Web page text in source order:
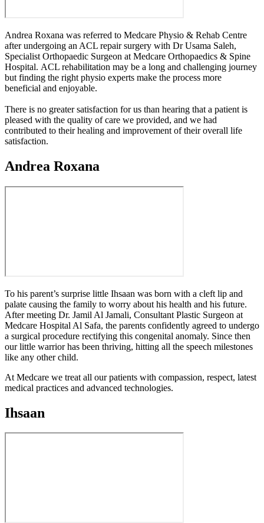
Andrea Roxana was referred to Medcare Physio & Rehab Centre
after undergoing an ACL repair surgery with Dr Usama Saleh,
Specialist Orthopaedic Surgeon at Medcare Orthopaedics & Spine
Hospital. ACL rehabilitation may be a long and challenging journey
but finding the right physio experts make the process more
beneficial and enjoyable.
There is no greater satisfaction for us than hearing that a patient is
pleased with the quality of care we provided, and we had
contributed to their healing and improvement of their overall life
satisfaction.
Andrea Roxana
To his parent’s surprise little Ihsaan was born with a cleft lip and
palate causing the family to worry about his health and his future.
After meeting Dr. Jamil Al Jamali, Consultant Plastic Surgeon at
Medcare Hospital Al Safa, the parents confidently agreed to undergo
a surgical procedure rectifying this congenital anomaly. Since then
our little warrior has been thriving, hitting all the speech milestones
like any other child.
At Medcare we treat all our patients with compassion, respect, latest
medical practices and advanced technologies.
Ihsaan